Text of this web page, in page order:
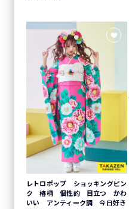
レトロポップ ショッキングピン
ク 椿柄 個性的 目立つ かわ
いい アンティーク調 今日好き